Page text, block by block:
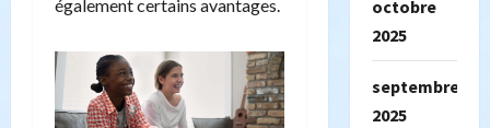
également certains avantages.
octobre
2025
septembre
2025